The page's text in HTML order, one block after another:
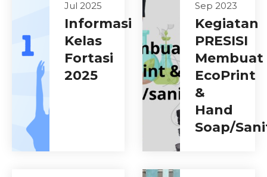
Jul 2025
Informasi
Kelas
Fortasi
2025
Sep 2023
Kegiatan
PRESISI
Membuat
EcoPrint
&
Hand
Soap/